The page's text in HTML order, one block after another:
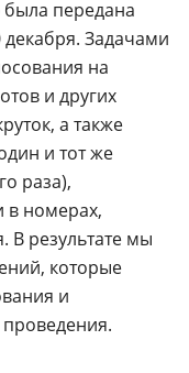
передана
Задачами
на
и других
а также
и тот же
раза),
в номерах,
В результате мы
которые
и